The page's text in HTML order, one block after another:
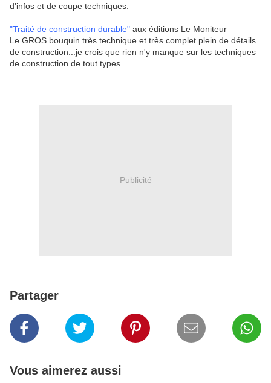
d'infos et de coupe techniques.
"Traité de construction durable" aux éditions Le Moniteur
Le GROS bouquin très technique et très complet plein de détails
de construction...je crois que rien n'y manque sur les techniques
de construction de tout types.
Publicité
Partager
Vous aimerez aussi